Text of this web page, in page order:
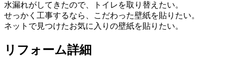
水漏れがしてきたので、トイレを取り替えたい。
せっかく工事するなら、こだわった壁紙を貼りたい。
ネットで見つけたお気に入りの壁紙を貼りたい。
リフォーム詳細